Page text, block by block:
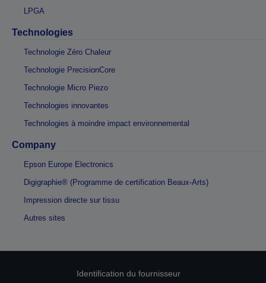
LPGA
Technologies
Technologie Zéro Chaleur
Technologie PrecisionCore
Technologie Micro Piezo
Technologies innovantes
Technologies à moindre impact environnemental
Company
Epson Europe Electronics
Digigraphie® (Programme de certification Beaux-Arts)
Impression directe sur tissu
Autres sites
Identification du fournisseur